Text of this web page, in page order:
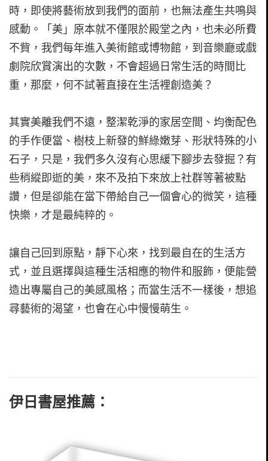
時，即使將藝術放到我們的面前，也無法產生共鳴與
感動。「美」原本就不僅限於殿堂之內，也未必所費
不貲，我們每年進入美術館或博物館，到音樂廳或戲
劇院欣賞演出的次數，不會超過日常生活的時間比
重，那麼，何不試著直接在生活裡創造美？
其實美離我們不遠，整潔乾淨的家居空間、均衡配色
的手作便當、樹枝上新發的鮮綠嫩芽、形狀特殊的小
石子，只是，我們多久沒有心思緩下腳步去發掘？有
些稍縱即逝的美，來不及拍下來放上社群等著被點
讚，但是卻能在當下帶給自己一個會心的微笑，這種
快樂，才是最純粹的。
讓自己回到原點，靜下心來，找到最自在的生活方
式，並且選擇與這種生活相應的物件和服飾，便能營
造出專屬自己的美感風格；而當生活不一樣後，想追
尋藝術的渴望，也會在心中慢慢萌生。
伊日書屋推薦：